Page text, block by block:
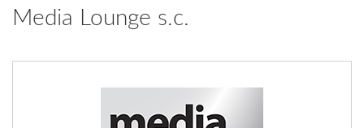
Media Lounge s.c.